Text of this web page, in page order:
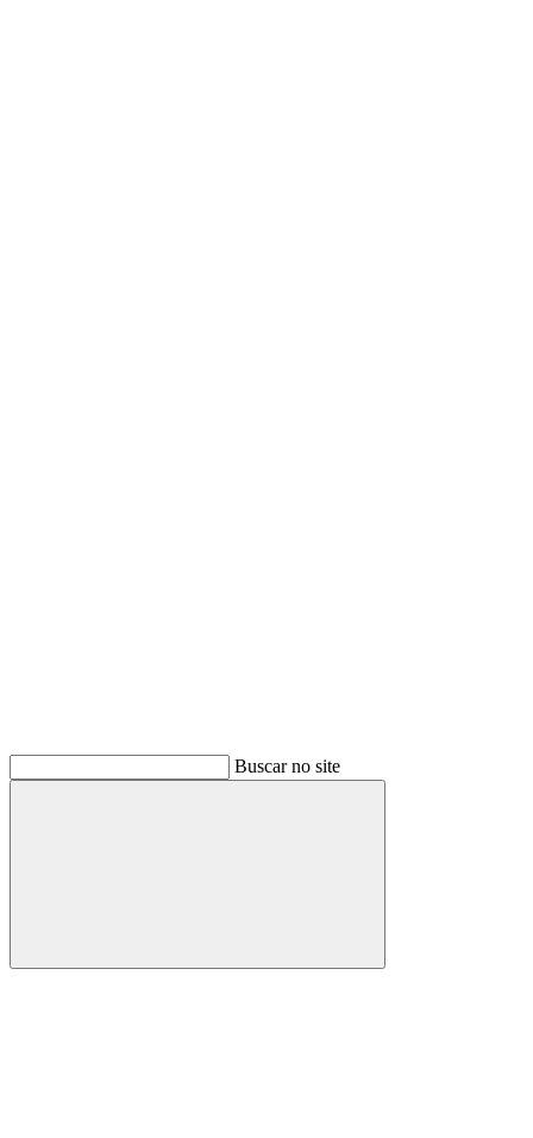
Buscar no site
Buscar